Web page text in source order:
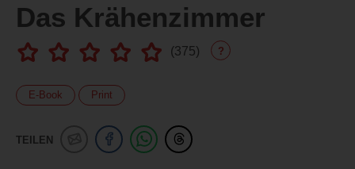
Das Krähenzimmer
(375) ?
E-Book Print
TEILEN